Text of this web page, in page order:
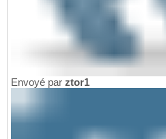
Envoyé par ztor1